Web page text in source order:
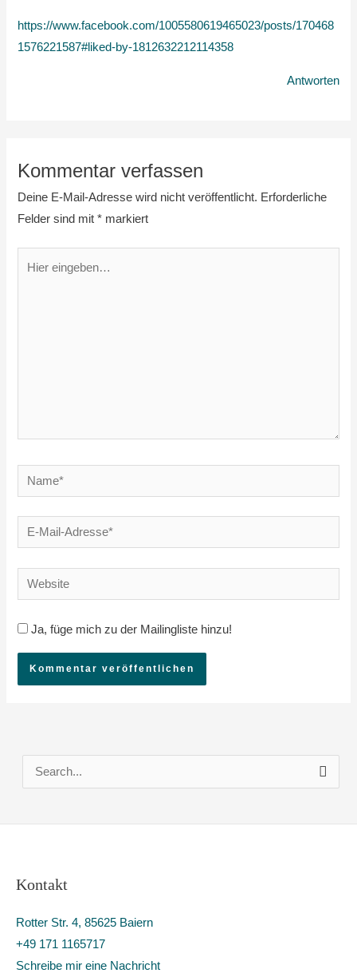
https://www.facebook.com/1005580619465023/posts/170468
1576221587#liked-by-1812632212114358
Antworten
Kommentar verfassen
Deine E-Mail-Adresse wird nicht veröffentlicht. Erforderliche
Felder sind mit* markiert
Name*
E-
Mail-
Adresse*
Website
Ja, füge mich zu der Mailingliste hinzu!
c
n
n
a
c
Kontakt
Rotter Str. 4, 85625 Baiern
+49 171 1165717
Schreibe mir eine Nachricht